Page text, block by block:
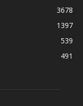
3678
1397
539
491